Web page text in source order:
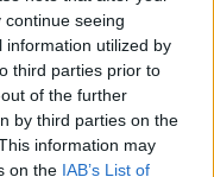
seeing
information utilized by
third parties prior to
of the further
by third parties on the
information may
on the IAB’s List of